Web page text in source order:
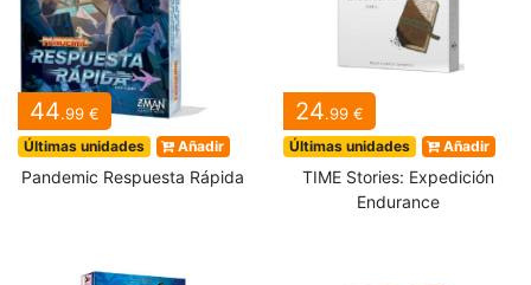
44.99 €
Últimas unidades Añadir
Pandemic Respuesta Rápida
24.99 €
Últimas unidades Añadir
TIME Stories: Expedición
Endurance